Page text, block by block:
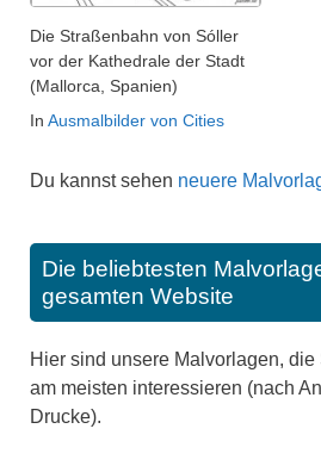
Die Straßenbahn von Sóller
vor der Kathedrale der Stadt
(Mallorca, Spanien)
In Ausmalbilder von Cities
Du kannst sehen neuere
Die beliebtesten
gesamten Website
Hier sind unsere Malvorlagen,
am meisten interessieren (nach
Drucke).